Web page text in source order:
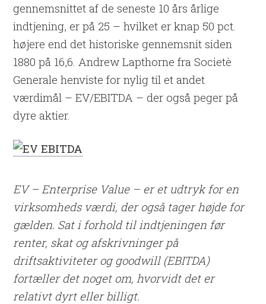
gennemsnittet af de seneste 10 års årlige
indtjening, er på 25 – hvilket er knap 50 pct.
højere end det historiske gennemsnit siden
1880 på 16,6. Andrew Lapthorne fra Societè
Generale henviste for nylig til et andet
værdimål – EV/EBITDA – der også peger på
dyre aktier.
EV – Enterprise Value – er et udtryk for en
virksomheds værdi, der også tager højde for
gælden. Sat i forhold til indtjeningen før
renter, skat og afskrivninger på
driftsaktiviteter og goodwill (EBITDA)
fortæller det noget om, hvorvidt det er
relativt dyrt eller billigt.